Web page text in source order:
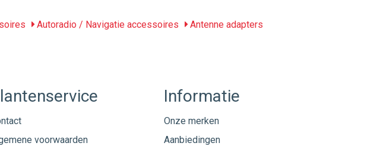
Autoradio / Navigatie accessoires Antenne adapters
voorwaarden
Informatie
Onze merken
Aanbiedingen